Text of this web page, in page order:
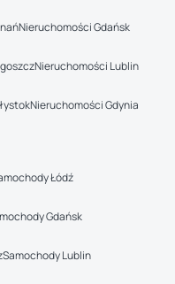
Nieruchomości Gdańsk
Nieruchomości Lublin
Nieruchomości Gdynia
Łódź
Gdańsk
Samochody Lublin